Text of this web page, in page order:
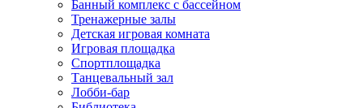
Банный комплекс с бассейном
Тренажерные залы
Детская игровая комната
Игровая площадка
Спортплощадка
Танцевальный зал
Лобби-бар